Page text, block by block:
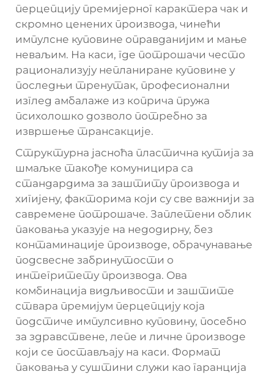
перцепцију премијерног карактера чак и
скромно ценених производа, чинећи
импулсне куповине оправданијим и мање
неваљим. На каси, где потрошачи често
рационализују непланиране куповине у
последњи тренутак, професионални
изглед амбалаже из коприча пружа
психолошко дозволо потребно за
извршење трансакције.
Структурна јасноћа пластична кутија за
шмаљке такође комуницира са
стандардима за заштиту производа и
хигијену, факторима који су све важнији за
савремене потрошаче. Заплетени облик
паковања указује на недодирну, без
контаминације производе, обрачунавање
подсвесне забринутости о
интегритету производа. Ова
комбинација видљивости и заштите
ствара премијум перцепцију која
подстиче импулсивно куповину, посебно
за здравствене, лепе и личне производе
који се постављају на каси. Формат
паковања у суштини служи као гаранција